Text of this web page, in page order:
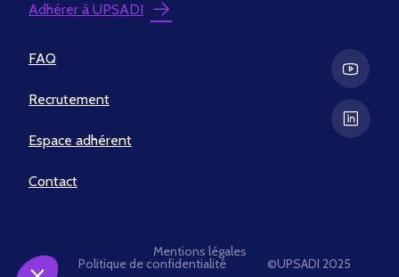
Adhérer à UPSADI
FAQ
Recrutement
Espace adhérent
Contact
Mentions légales
Politique de confidentialité ©UPSADI 2025